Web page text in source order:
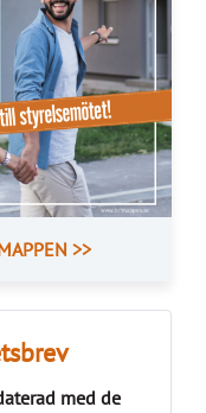
>>
med de